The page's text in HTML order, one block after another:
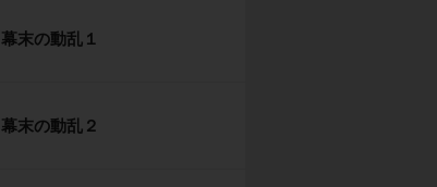
幕末の動乱１
幕末の動乱２